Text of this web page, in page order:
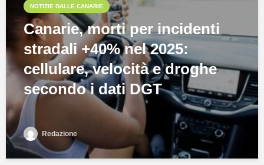
NOTIZIE DALLE CANARIE
Canarie, morti per incidenti
stradali +40% nel 2025:
cellulare, velocità e droghe
secondo i dati DGT
Redazione